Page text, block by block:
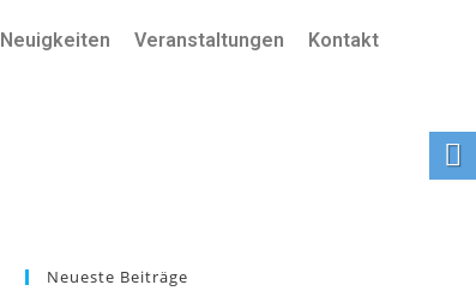
Neuigkeiten Veranstaltungen Kontakt
Neueste Beiträge